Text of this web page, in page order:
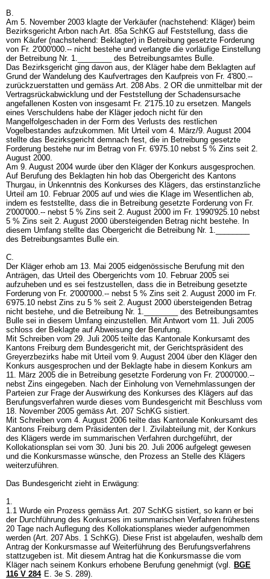
B.
Am 5. November 2003 klagte der Verkäufer (nachstehend: Kläger) beim
Bezirksgericht Arbon nach Art. 85a SchKG auf Feststellung, dass die
vom Käufer (nachstehend: Beklagter) in Betreibung gesetzte Forderung
von Fr. 2'000'000.-- nicht bestehe und verlangte die vorläufige Einstellung
der Betreibung Nr. 1.________ des Betreibungsamtes Bulle.
Das Bezirksgericht ging davon aus, der Kläger habe dem Beklagten auf
Grund der Wandelung des Kaufvertrages den Kaufpreis von Fr. 4'800.--
zurückzuerstatten und gemäss Art. 208 Abs. 2 OR die unmittelbar mit der
Vertragsrückabwicklung und der Feststellung der Schadensursache
angefallenen Kosten von insgesamt Fr. 2'175.10 zu ersetzen. Mangels
eines Verschuldens habe der Kläger jedoch nicht für den
Mangelfolgeschaden in der Form des Verlusts des restlichen
Vogelbestandes aufzukommen. Mit Urteil vom 4. März/9. August 2004
stellte das Bezirksgericht demnach fest, die in Betreibung gesetzte
Forderung bestehe nur im Betrag von Fr. 6'975.10 nebst 5 % Zins seit 2.
August 2000.
Am 9. August 2004 wurde über den Kläger der Konkurs ausgesprochen.
Auf Berufung des Beklagten hin hob das Obergericht des Kantons
Thurgau, in Unkenntnis des Konkurses des Klägers, das erstinstanzliche
Urteil am 10. Februar 2005 auf und wies die Klage im Wesentlichen ab,
indem es feststellte, dass die in Betreibung gesetzte Forderung von Fr.
2'000'000.-- nebst 5 % Zins seit 2. August 2000 im Fr. 1'990'925.10 nebst
5 % Zins seit 2. August 2000 übersteigenden Betrag nicht bestehe. In
diesem Umfang stellte das Obergericht die Betreibung Nr. 1.________
des Betreibungsamtes Bulle ein.
C.
Der Kläger erhob am 13. Mai 2005 eidgenössische Berufung mit den
Anträgen, das Urteil des Obergerichts vom 10. Februar 2005 sei
aufzuheben und es sei festzustellen, dass die in Betreibung gesetzte
Forderung von Fr. 2'000'000.-- nebst 5 % Zins seit 2. August 2000 im Fr.
6'975.10 nebst Zins zu 5 % seit 2. August 2000 übersteigenden Betrag
nicht bestehe, und die Betreibung Nr. 1.________ des Betreibungsamtes
Bulle sei in diesem Umfang einzustellen. Mit Antwort vom 11. Juli 2005
schloss der Beklagte auf Abweisung der Berufung.
Mit Schreiben vom 29. Juli 2005 teilte das Kantonale Konkursamt des
Kantons Freiburg dem Bundesgericht mit, der Gerichtspräsident des
Greyerzbezirks habe mit Urteil vom 9. August 2004 über den Kläger den
Konkurs ausgesprochen und der Beklagte habe in diesem Konkurs am
11. März 2005 die in Betreibung gesetzte Forderung von Fr. 2'000'000.--
nebst Zins eingegeben. Nach der Einholung von Vernehmlassungen der
Parteien zur Frage der Auswirkung des Konkurses des Klägers auf das
Berufungsverfahren wurde dieses vom Bundesgericht mit Beschluss vom
18. November 2005 gemäss Art. 207 SchKG sistiert.
Mit Schreiben vom 4. August 2006 teilte das Kantonale Konkursamt des
Kantons Freiburg dem Präsidenten der I. Zivilabteilung mit, der Konkurs
des Klägers werde im summarischen Verfahren durchgeführt, der
Kollokationsplan sei vom 30. Juni bis 20. Juli 2006 aufgelegt gewesen
und die Konkursmasse wünsche, den Prozess an Stelle des Klägers
weiterzuführen.
Das Bundesgericht zieht in Erwägung:
1.
1.1 Wurde ein Prozess gemäss Art. 207 SchKG sistiert, so kann er bei
der Durchführung des Konkurses im summarischen Verfahren frühestens
20 Tage nach Auflegung des Kollokationsplanes wieder aufgenommen
werden (Art. 207 Abs. 1 SchKG). Diese Frist ist abgelaufen, weshalb dem
Antrag der Konkursmasse auf Weiterführung des Berufungsverfahrens
stattzugeben ist. Mit diesem Antrag hat die Konkursmasse die vom
Kläger nach seinem Konkurs erhobene Berufung genehmigt (vgl. BGE
116 V 284 E. 3e S. 289).